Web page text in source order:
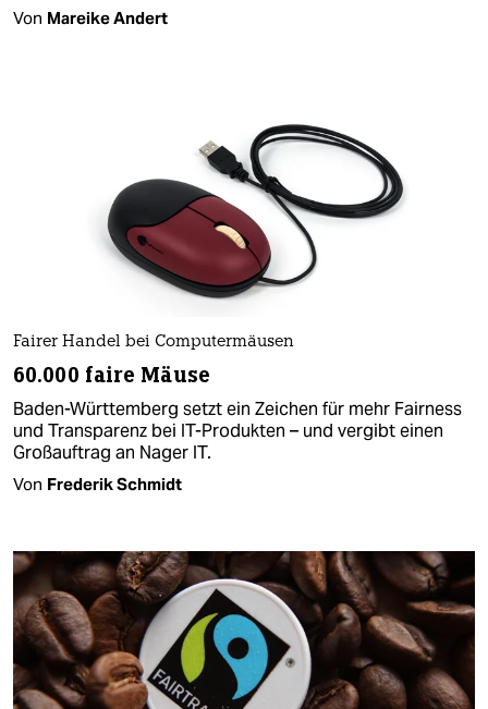
Von Mareike Andert
Fairer Handel bei Computermäusen
60.000 faire Mäuse
Baden-Württemberg setzt ein Zeichen für mehr Fairness
und Transparenz bei IT-Produkten – und vergibt einen
Großauftrag an Nager IT.
Von Frederik Schmidt